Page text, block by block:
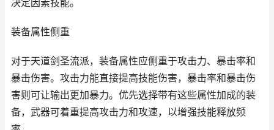
决定因素技能。
装备属性侧重
对于天道剑圣流派，装备属性应侧重于攻击力、暴击率和
暴击伤害。攻击力能直接提高技能伤害，暴击率和暴击伤
害则可让输出更加暴力。优先选择带有这些属性加成的装
备，武器可着重提高攻击力和攻速，以增强技能释放频